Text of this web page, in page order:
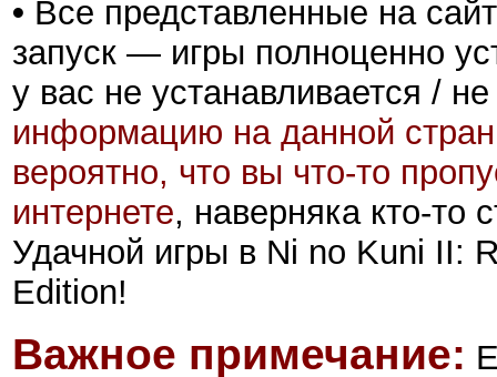
• Все представленные на
запуск — игры полноценно
у вас не устанавливается /
информацию на данной
вероятно, что вы что-то
интернете, наверняка кто-то
Удачной игры в Ni no Kuni II:
Edition!
Важное примечание: